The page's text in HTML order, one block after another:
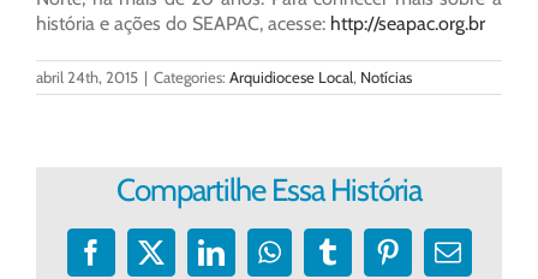
história e ações do SEAPAC, acesse: http://seapac.org.br
abril 24th, 2015 | Categories: Arquidiocese Local, Notícias
Compartilhe Essa História
Facebook
X LinkedInWhatsApp
TumblrPinterest
E-